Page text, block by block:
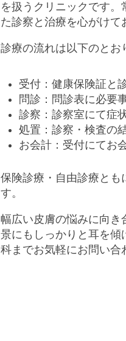
を扱うクリニックです
た診察と治療を心がけて
診療の流れは以下のとお
受付：健康保険証と
問診：問診表に必要
診察：診察室にて症
処置：診察・検査の
お会計：受付にてお
保険診療・自由診療とも
す。
幅広い皮膚の悩みに向き
景にもしっかりと耳を傾
科までお気軽にお問い合